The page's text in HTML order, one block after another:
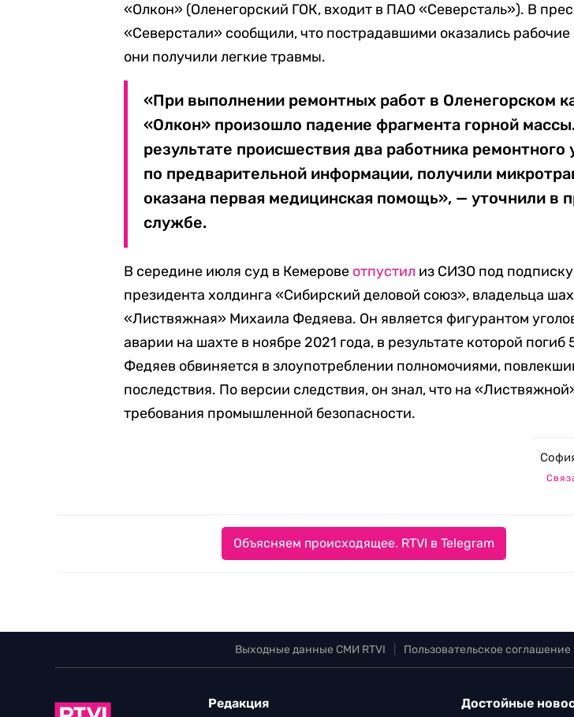
«Олкон» (Оленегорский ГОК, входит в ПАО «Северсталь»). В
«Северстали» сообщили, что пострадавшими оказались
они получили легкие травмы.
«При выполнении ремонтных работ в Оленегорском
«Олкон» произошло падение фрагмента горной
результате происшествия два работника ремонтного
по предварительной информации, получили
оказана первая медицинская помощь», — уточнили в
службе.
В середине июля суд в Кемерове отпустил из СИЗО под
президента холдинга «Сибирский деловой союз», владельца
«Листвяжная» Михаила Федяева. Он является фигурантом
аварии на шахте в ноябре 2021 года, в результате которой погиб
Федяев обвиняется в злоупотреблении полномочиями,
последствия. По версии следствия, он знал, что на
требования промышленной безопасности.
Объясняем происходящее. RTVI в Telegram
Выходные данные СМИ RTVI Пользовательское соглашение
Редакция Достойные